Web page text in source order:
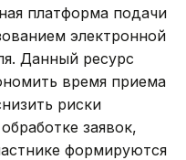
платформа подачи
электронной
Данный ресурс
время приема
риски
заявок,
формируются